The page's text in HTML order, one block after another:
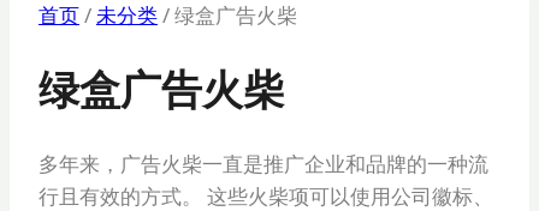
首页/未分类/绿盒广告火柴
绿盒广告火柴
多年来，广告火柴一直是推广企业和品牌的一种流
行且有效的方式。 这些火柴项可以使用公司徽标、